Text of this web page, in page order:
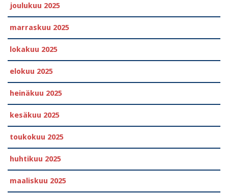
joulukuu 2025
marraskuu 2025
lokakuu 2025
elokuu 2025
heinäkuu 2025
kesäkuu 2025
toukokuu 2025
huhtikuu 2025
maaliskuu 2025